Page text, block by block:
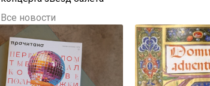
Все новости